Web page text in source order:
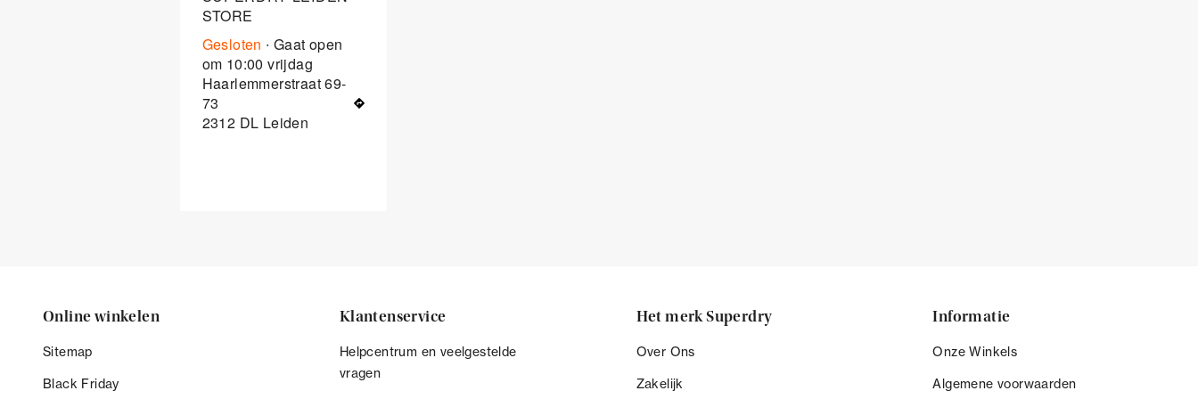
STORE
Gesloten ∙ Gaat open
om 10:00 vrijdag
Haarlemmerstraat 69-
73
2312 DL Leiden
Online winkelen
Sitemap
Black Friday
Klantenservice
Helpcentrum en veelgestelde
vragen
Het merk Superdry
Over Ons
Zakelijk
Informatie
Onze Winkels
Algemene voorwaarden